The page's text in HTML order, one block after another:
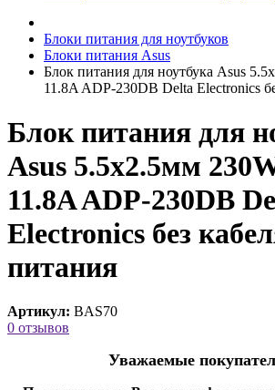
Блоки питания для ноутбуков
Блоки питания Asus
Блок питания для ноутбука Asus
11.8A ADP-230DB Delta Electronics
Блок питания для
Asus 5.5x2.5мм
11.8A ADP-230DB
Electronics без
питания
Артикул: BAS70
0 отзывов
Уважаемые